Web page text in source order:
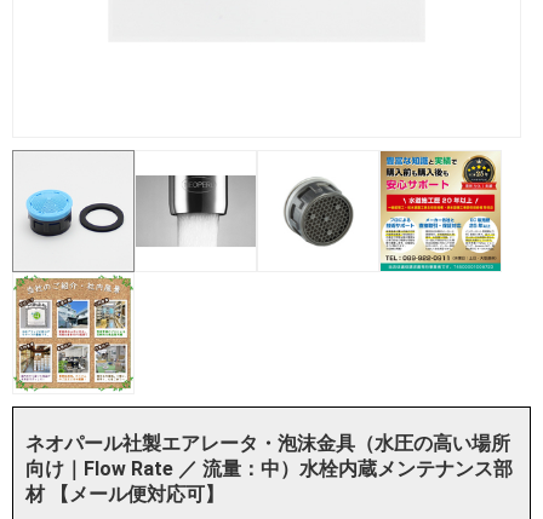
ネオパール社製エアレータ・泡沫金具（水圧の高い場所
向け｜Flow Rate ／ 流量：中）水栓内蔵メンテナンス部
材 【メール便対応可】